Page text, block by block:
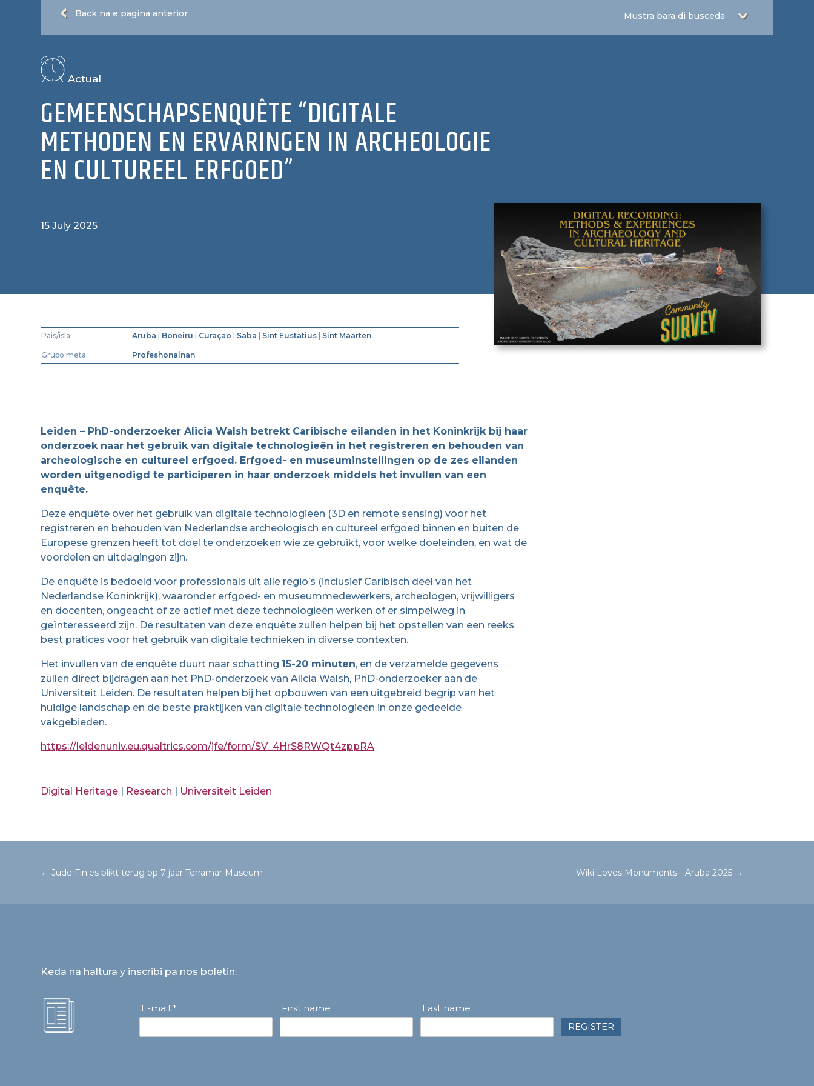
Back na e pagina anterior
Actual
GEMEENSCHAPSENQUÊTE “DIGITALE
METHODEN EN ERVARINGEN IN ARCHEOLOGIE
EN CULTUREEL ERFGOED”
15 July 2025
Pais/isla Aruba Boneiru Curaçao Saba Sint Eustatius Sint Maarten
Grupo meta Profeshonalnan
Leiden – PhD-onderzoeker Alicia Walsh betrekt Caribische eilanden in het Koninkrijk bij haar
onderzoek naar het gebruik van digitale technologieën in het registreren en behouden van
archeologische en cultureel erfgoed. Erfgoed- en museuminstellingen op de zes eilanden
worden uitgenodigd te participeren in haar onderzoek middels het invullen van een
enquête.
Deze enquête over het gebruik van digitale technologieën (3D en remote sensing) voor het
registreren en behouden van Nederlandse archeologisch en cultureel erfgoed binnen en buiten de
Europese grenzen heeft tot doel te onderzoeken wie ze gebruikt, voor welke doeleinden, en wat de
voordelen en uitdagingen zijn.
De enquête is bedoeld voor professionals uit alle regio’s (inclusief Caribisch deel van het
Nederlandse Koninkrijk), waaronder erfgoed- en museummedewerkers, archeologen, vrijwilligers
en docenten, ongeacht of ze actief met deze technologieën werken of er simpelweg in
geïnteresseerd zijn. De resultaten van deze enquête zullen helpen bij het opstellen van een reeks
best pratices voor het gebruik van digitale technieken in diverse contexten.
Het invullen van de enquête duurt naar schatting 15-20 minuten, en de verzamelde gegevens
zullen direct bijdragen aan het PhD-onderzoek van Alicia Walsh, PhD-onderzoeker aan de
Universiteit Leiden. De resultaten helpen bij het opbouwen van een uitgebreid begrip van het
huidige landschap en de beste praktijken van digitale technologieën in onze gedeelde
vakgebieden.
https://leidenuniv.eu.qualtrics.com/jfe/form/SV_4HrS8RWQt4zppRA
Digital Heritage Research Universiteit Leiden
←Jude Finies blikt terug op 7 jaar Terramar Museum Wiki Loves Monuments - Aruba 2025→
Keda na haltura y inscribi pa nos boletin.
E-mail * First name
Last name
REGISTER